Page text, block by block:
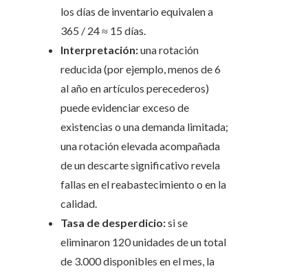
los días de inventario equivalen a
365 / 24 ≈ 15 días.
Interpretación:una rotación
reducida (por ejemplo, menos de 6
al año en artículos perecederos)
puede evidenciar exceso de
existencias o una demanda limitada;
una rotación elevada acompañada
de un descarte significativo revela
fallas en el reabastecimiento o en la
calidad.
Tasa de desperdicio:si se
eliminaron 120 unidades de un total
de 3.000 disponibles en el mes, la